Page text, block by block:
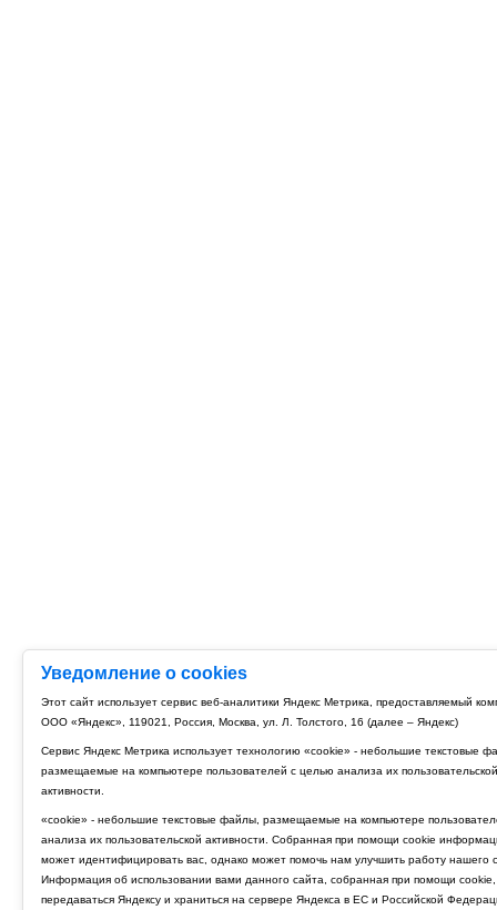
Уведомление о cookies
Этот сайт использует сервис веб-аналитики Яндекс Метрика, предоставляемый
ООО «Яндекс», 119021, Россия, Москва, ул. Л. Толстого, 16 (далее – Яндекс)
Сервис Яндекс Метрика использует технологию «cookie» - небольшие текстовые
размещаемые на компьютере пользователей с целью анализа их пользовательской
активности.
«cookie» - небольшие текстовые файлы, размещаемые на компьютере
анализа их пользовательской активности. Собранная при помощи cookie
может идентифицировать вас, однако может помочь нам улучшить работу нашего
Информация об использовании вами данного сайта, собранная при помощи cookie,
передаваться Яндексу и храниться на сервере Яндекса в ЕС и Российской